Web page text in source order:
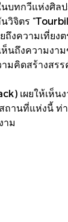
บทกวีแห่งศิล
วิจิตร
ถึงความเที่ย
ห็นถึงความง
คิดสร้างสรร
เผยให้เห็
านที่แห่งนี้ ท่
าม